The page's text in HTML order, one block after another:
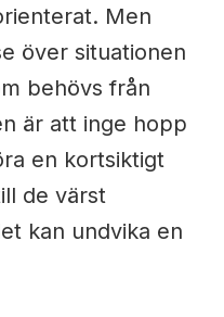
Men
över situationen
behövs från
är att inge hopp
en kortsiktigt
de värst
kan undvika en